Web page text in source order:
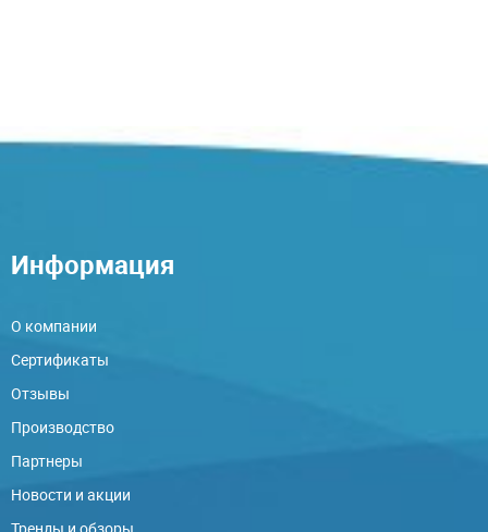
Информация
О компании
Сертификаты
Отзывы
Производство
Партнеры
Новости и акции